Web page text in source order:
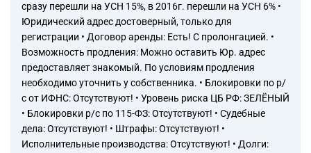
имуществом или
страхованием
74.90.21 Деятельность,
направленная на
установление рыночной или
иной стоимости отдельных
материальных объектов
(вещей)
74.90.22 Деятельность,
направленная на
установление рыночной или
сразу перешли на УСН 15%, в 2016г. перешли на УСН 6% •
Юридический адрес достоверный, только для
регистрации • Договор аренды: Есть! С пролонгацией. •
Возможность продления: Можно оставить Юр. адрес
предоставляет знакомый. По условиям продления
необходимо уточнить у собственника. • Блокировки по р/
с от ИФНС: Отсутствуют! • Уровень риска ЦБ РФ: ЗЕЛЁНЫЙ
• Блокировки р/с по 115-ФЗ: Отсутствуют! • Судебные
дела: Отсутствуют! • Штрафы: Отсутствуют! •
Исполнительные производства: Отсутствуют! • Долги: